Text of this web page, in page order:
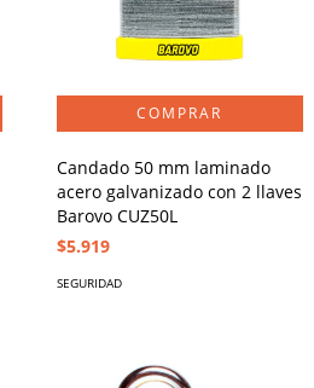
Candado 50 mm laminado
acero galvanizado con 2 llaves
Barovo CUZ50L
$5.919
SEGURIDAD